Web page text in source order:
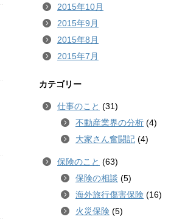
2015年10月
2015年9月
2015年8月
2015年7月
カテゴリー
仕事のこと (31)
不動産業界の分析 (4)
大家さん奮闘記 (4)
保険のこと (63)
保険の相談 (5)
海外旅行傷害保険 (16)
火災保険 (5)